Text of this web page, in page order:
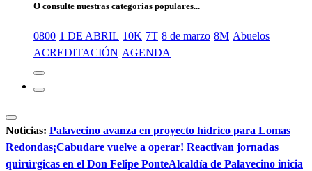
O consulte nuestras categorías populares...
0800 1 DE ABRIL 10K 7T 8 de marzo 8M Abuelos
ACREDITACIÓN AGENDA
Noticias: Palavecino avanza en proyecto hídrico para Lomas
Redondas¡Cabudare vuelve a operar! Reactivan jornadas
quirúrgicas en el Don Felipe PonteAlcaldía de Palavecino inicia